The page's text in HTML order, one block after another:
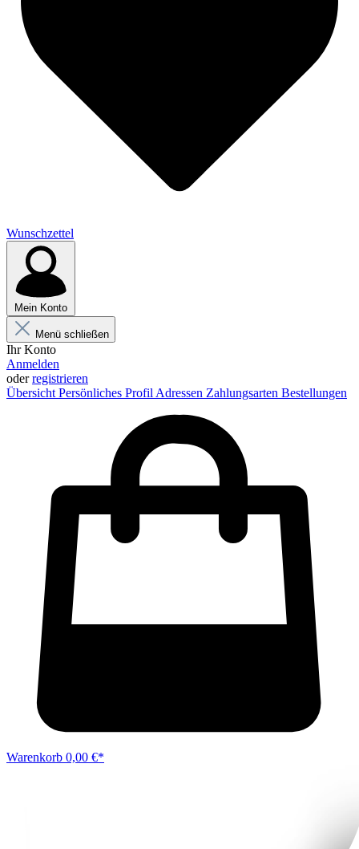
Wunschzettel
Mein Konto
Menü schließen
Ihr Konto
Anmelden
oderregistrieren
Übersicht Persönliches Profil Adressen Zahlungsarten Bestellungen
Warenkorb 0,00 €*